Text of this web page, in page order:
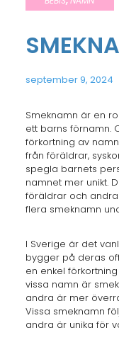
september 9, 2024
Smeknamn är en
ett barns förnamn.
förkortning av
från föräldrar,
spegla barnets
namnet mer unikt.
föräldrar och
flera smeknamn
I Sverige är det
bygger på deras
en enkel
vissa namn är
andra är mer
Vissa smeknamn
andra är unika för